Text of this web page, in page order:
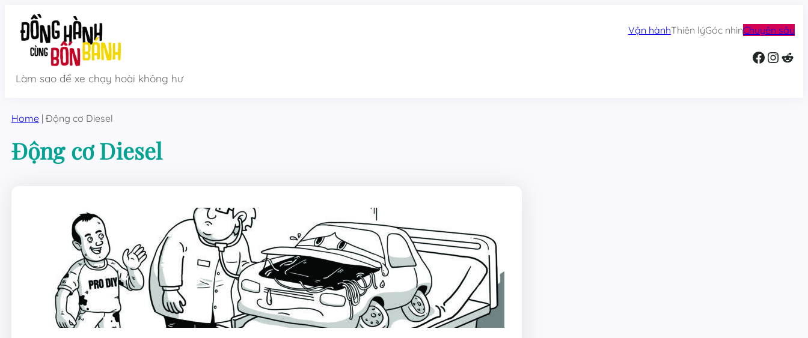
content
Làm sao để xe chạy hoài không hư
Vận hànhThiên lýGóc nhìnChuyên sâu
Facebook InstagramReddit
Home | Động cơ Diesel
Động cơ Diesel